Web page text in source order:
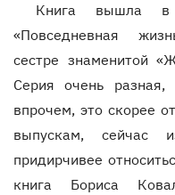
Книга вышла в
«Повседневная
сестре знаменитой
Серия очень
впрочем, это скорее
выпускам, сейчас
придирчивее
книга Бориса